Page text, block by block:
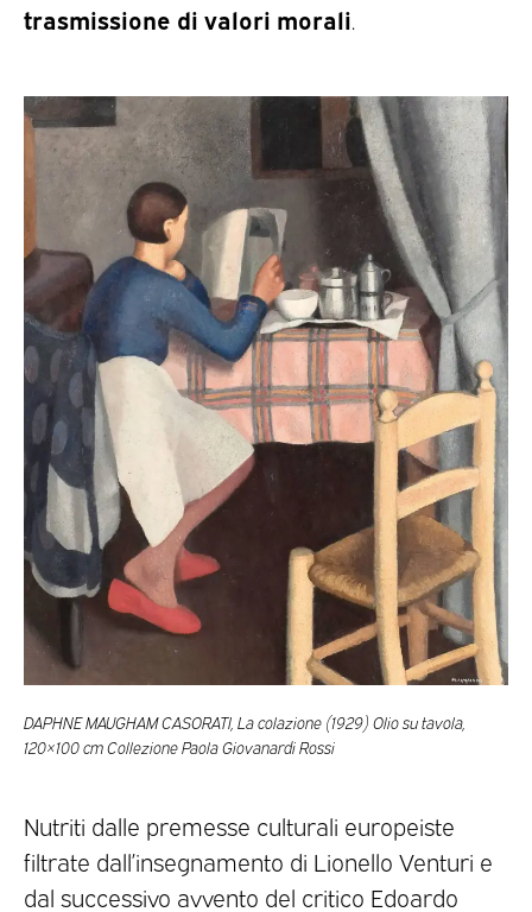
trasmissione di valori morali
DAPHNE MAUGHAM CASORATI, La colazione (1929) Olio su tavola,
120×100 cm Collezione Paola Giovanardi Rossi
Nutriti dalle premesse culturali europeiste
filtrate dall’insegnamento di Lionello Venturi e
dal successivo avvento del critico Edoardo